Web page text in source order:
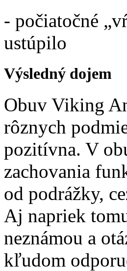
- počiatočné
ustúpilo
Výsledný dojem
Obuv Viking
rôznych
pozitívna. V
zachovania
od podrážky,
Aj napriek
neznámou a
kľudom